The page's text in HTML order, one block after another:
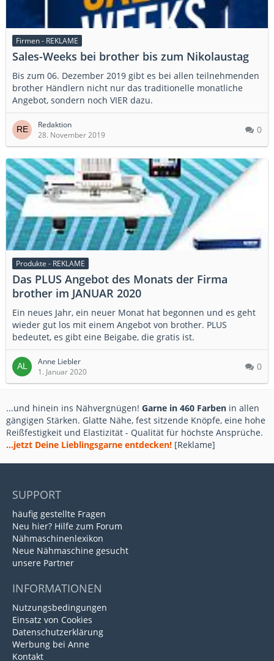
Firmen - REKLAME
Sales-Weeks bei brother bis zum Nikolaustag
Bis zum 06. Dezember 2019 gibt es bei allen teilnehmenden
brother Händlern nicht nur das traditionelle monatliche
Angebot, sondern noch VIER dazu.
Redaktion
28. November 2019
0
Produkte - REKLAME
Das PLUS Angebot des Monats der Firma
brother im JANUAR 2020
Ein neues Jahr, ein neuer Monat hat begonnen und es geht
wieder gut los mit einem Angebot von brother. PLUS
bedeutet, es gibt eine Beigabe, die gratis ist.
Anne Liebler
1. Januar 2020
0
...und hinein ins Nähvergnügen! Garne in 460 Farben in allen
gängigen Stärken. Glatte Nähe, fest sitzende Knöpfe, eine hohe
Reißfestigkeit und Elastizität - Qualität für höchste Ansprüche.
...jetzt Deine Lieblingsgarne entdecken! [Reklame]
SUPPORT
häufig gestellte Fragen
Neu hier? Hilfe zum Forum
Nähmaschinenlexikon
Neue Nähmaschine gesucht
unsere Partner
INFORMATIONEN
Nutzungsbedingungen
Einsatz von Cookies
Datenschutzerklärung
Werbung bei Anne
Kontakt